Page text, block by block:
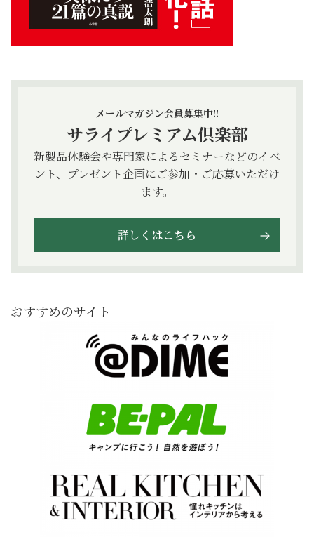
メールマガジン会員募集中!!
サライプレミアム倶楽部
新製品体験会や専門家によるセミナーなどのイベ
ント、プレゼント企画にご参加・ご応募いただけ
ます。
詳しくはこちら
おすすめのサイト